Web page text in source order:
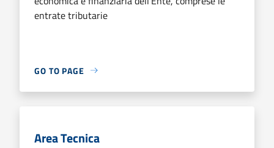
entrate tributarie
GO TO PAGE
Area Tecnica